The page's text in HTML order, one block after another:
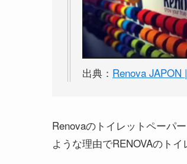
出典： Renova JAPON
Renovaのトイレットペーパ
ような理由でRENOVAのト